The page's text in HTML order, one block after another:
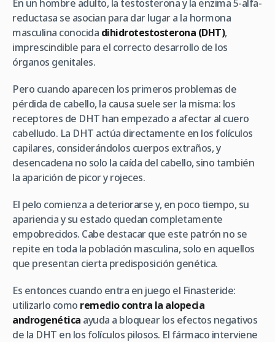
En un hombre adulto, la testosterona y la enzima 5-alfa-
reductasa se asocian para dar lugar a la hormona
masculina conocida dihidrotestosterona (DHT),
imprescindible para el correcto desarrollo de los
órganos genitales.
Pero cuando aparecen los primeros problemas de
pérdida de cabello, la causa suele ser la misma: los
receptores de DHT han empezado a afectar al cuero
cabelludo. La DHT actúa directamente en los folículos
capilares, considerándolos cuerpos extraños, y
desencadena no solo la caída del cabello, sino también
la aparición de picor y rojeces.
El pelo comienza a deteriorarse y, en poco tiempo, su
apariencia y su estado quedan completamente
empobrecidos. Cabe destacar que este patrón no se
repite en toda la población masculina, solo en aquellos
que presentan cierta predisposición genética.
Es entonces cuando entra en juego el Finasteride:
utilizarlo como remedio contra la alopecia
androgenética ayuda a bloquear los efectos negativos
de la DHT en los folículos pilosos. El fármaco interviene